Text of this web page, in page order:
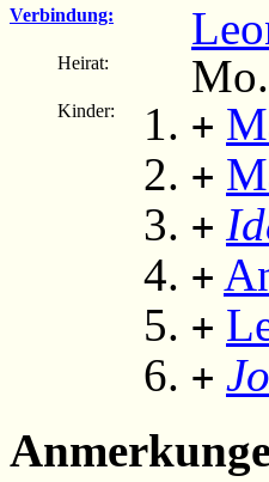
Verbindung:
Heirat:
Kinder: +
+
+
+
+
+